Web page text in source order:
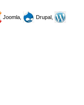
Joomla,
Drupal,